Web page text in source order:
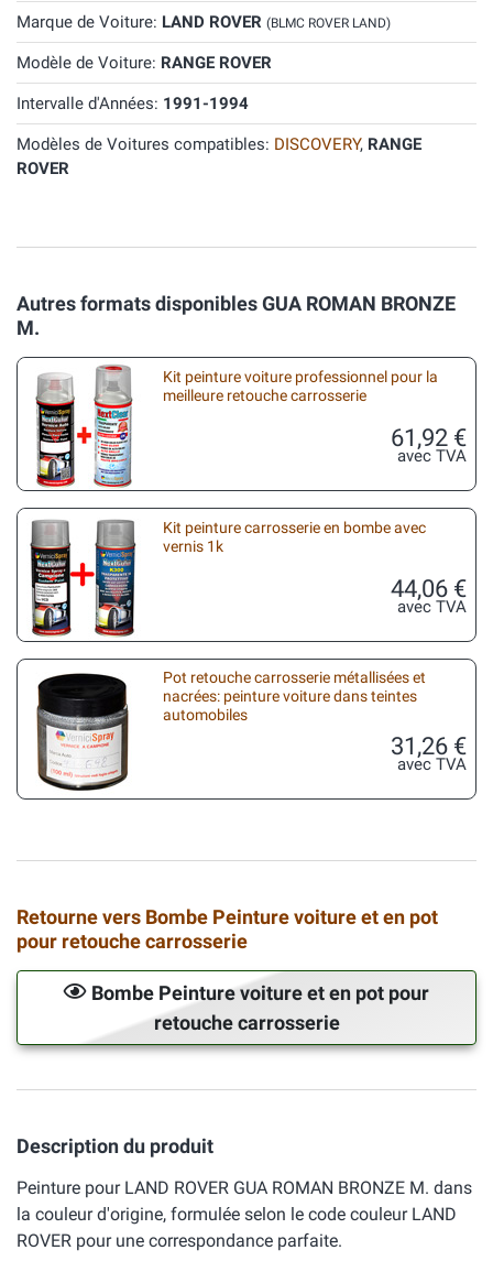
Marque de Voiture: LAND ROVER (BLMC ROVER LAND)
Modèle de Voiture: RANGE ROVER
Intervalle d'Années: 1991-1994
Modèles de Voitures compatibles: DISCOVERY, RANGE
ROVER
Autres formats disponibles GUA ROMAN BRONZE
M.
Kit peinture voiture professionnel pour la
meilleure retouche carrosserie
61,92 €
avec TVA
Kit peinture carrosserie en bombe avec
vernis 1k
44,06 €
avec TVA
Pot retouche carrosserie métallisées et
nacrées: peinture voiture dans teintes
automobiles
31,26 €
avec TVA
Retourne vers Bombe Peinture voiture et en pot
pour retouche carrosserie
Bombe Peinture voiture et en pot pour
retouche carrosserie
Description du produit
Peinture pour LAND ROVER GUA ROMAN BRONZE M. dans
la couleur d'origine, formulée selon le code couleur LAND
ROVER pour une correspondance parfaite.